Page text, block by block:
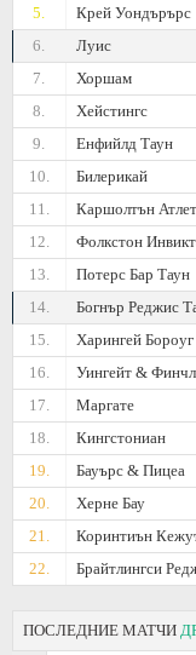
5.
Крей Уондърърс
6.
Луис
7.
Хоршам
8.
Хейстингс
9.
Енфийлд Таун
10.
Билерикай
11.
Каршолтън
12.
Фолкстон
13.
Потeрс Бар Таун
14.
Богнър Реджис
15.
Харингей Бороуг
16.
Уингейт &
17.
Маргате
18.
Кингстониан
19.
Бауърс & Пицеа
20.
Херне Бау
21.
Коринтиън
22.
Брайтлингси
ПОСЛЕДНИЕ МАТЧИ